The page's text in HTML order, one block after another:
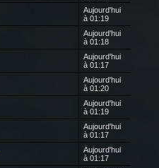
Aujourd'hui
à 01:19
Aujourd'hui
à 01:18
Aujourd'hui
à 01:17
Aujourd'hui
à 01:20
Aujourd'hui
à 01:19
Aujourd'hui
à 01:17
Aujourd'hui
à 01:17